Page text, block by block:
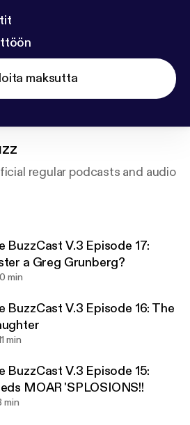
maksutta
regular podcasts and audio
BuzzCast V.3 Episode 17:
a Greg Grunberg?
min
BuzzCast V.3 Episode 16: The
min
BuzzCast V.3 Episode 15:
MOAR 'SPLOSIONS!!
min